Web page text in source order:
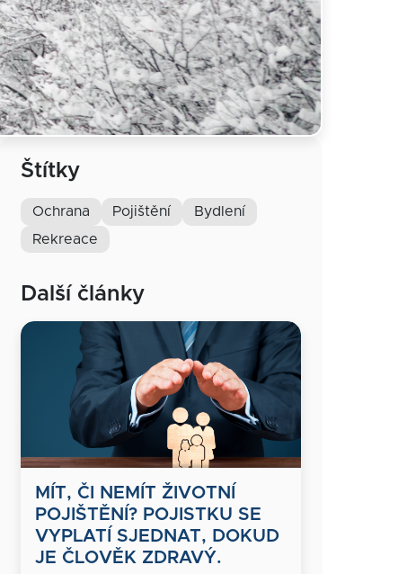
Štítky
ochrana pojištění
bydlení
rekreace
Další články
MÍT, ČI NEMÍT ŽIVOTNÍ
POJIŠTĚNÍ? POJISTKU SE
VYPLATÍ SJEDNAT, DOKUD
JE ČLOVĚK ZDRAVÝ.